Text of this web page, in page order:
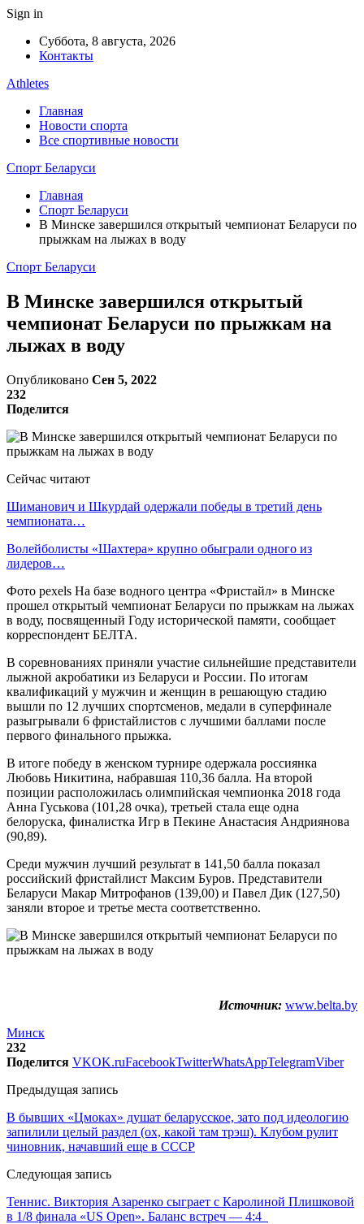
Sign in
Суббота, 8 августа, 2026
Контакты
Athletes
Главная
Новости спорта
Все спортивные новости
Спорт Беларуси
Главная
Спорт Беларуси
В Минске завершился открытый чемпионат Беларуси по
прыжкам на лыжах в воду
Спорт Беларуси
В Минске завершился открытый
чемпионат Беларуси по прыжкам на
лыжах в воду
Опубликовано Сен 5, 2022
232
Поделится
Сейчас читают
Шиманович и Шкурдай одержали победы в третий день
чемпионата…
Волейболисты «Шахтера» крупно обыграли одного из
лидеров…
Фото pexels На базе водного центра «Фристайл» в Минске
прошел открытый чемпионат Беларуси по прыжкам на лыжах
в воду, посвященный Году исторической памяти, сообщает
корреспондент БЕЛТА.
В соревнованиях приняли участие сильнейшие представители
лыжной акробатики из Беларуси и России. По итогам
квалификаций у мужчин и женщин в решающую стадию
вышли по 12 лучших спортсменов, медали в суперфинале
разыгрывали 6 фристайлистов с лучшими баллами после
первого финального прыжка.
В итоге победу в женском турнире одержала россиянка
Любовь Никитина, набравшая 110,36 балла. На второй
позиции расположилась олимпийская чемпионка 2018 года
Анна Гуськова (101,28 очка), третьей стала еще одна
белоруска, финалистка Игр в Пекине Анастасия Андриянова
(90,89).
Среди мужчин лучший результат в 141,50 балла показал
российский фристайлист Максим Буров. Представители
Беларуси Макар Митрофанов (139,00) и Павел Дик (127,50)
заняли второе и третье места соответственно.
Источник: www.belta.by
Минск
232
Поделится VKOK.ruFacebookTwitterWhatsAppTelegramViber
Предыдущая запись
В бывших «Цмоках» душат беларусское, зато под идеологию
запилили целый раздел (ох, какой там трэш). Клубом рулит
чиновник, начавший еще в СССР
Следующая запись
Теннис. Виктория Азаренко сыграет с Каролиной Плишковой
в 1/8 финала «US Open». Баланс встреч — 4:4